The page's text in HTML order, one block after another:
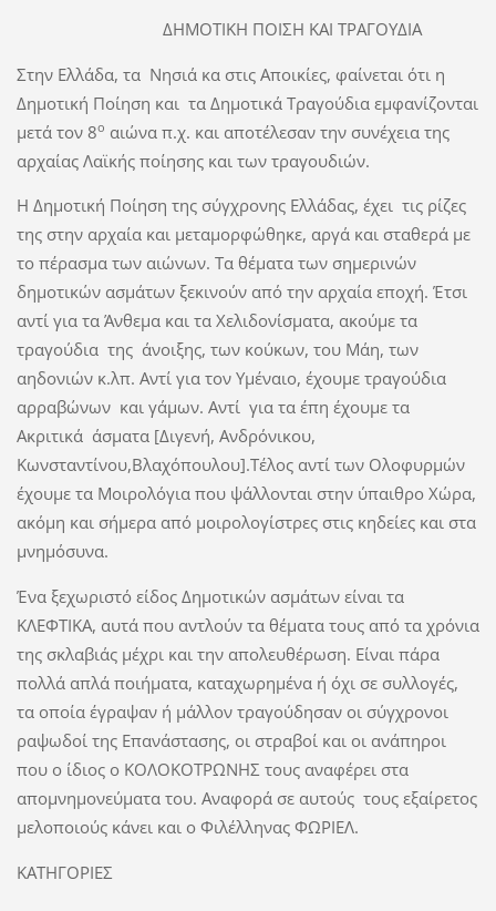
ΔΗΜΟΤΙΚΗ ΠΟΙΣΗ ΚΑΙ ΤΡΑΓΟΥΔΙΑ
Στην Ελλάδα, τα Νησιά κα στις Αποικίες, φαίνεται ότι η
Δημοτική Ποίηση και τα Δημοτικά Τραγούδια εμφανίζονται
μετά τον 8ο αιώνα π.χ. και αποτέλεσαν την συνέχεια της
αρχαίας Λαϊκής ποίησης και των τραγουδιών.
Η Δημοτική Ποίηση της σύγχρονης Ελλάδας, έχει τις ρίζες
της στην αρχαία και μεταμορφώθηκε, αργά και σταθερά με
το πέρασμα των αιώνων. Τα θέματα των σημερινών
δημοτικών ασμάτων ξεκινούν από την αρχαία εποχή. Έτσι
αντί για τα Άνθεμα και τα Χελιδονίσματα, ακούμε τα
τραγούδια της άνοιξης, των κούκων, του Μάη, των
αηδονιών κ.λπ. Αντί για τον Υμέναιο, έχουμε τραγούδια
αρραβώνων και γάμων. Αντί για τα έπη έχουμε τα
Ακριτικά άσματα [Διγενή, Ανδρόνικου,
Κωνσταντίνου,Βλαχόπουλου].Τέλος αντί των Ολοφυρμών
έχουμε τα Μοιρολόγια που ψάλλονται στην ύπαιθρο Χώρα,
ακόμη και σήμερα από μοιρολογίστρες στις κηδείες και στα
μνημόσυνα.
Ένα ξεχωριστό είδος Δημοτικών ασμάτων είναι τα
ΚΛΕΦΤΙΚΑ, αυτά που αντλούν τα θέματα τους από τα χρόνια
της σκλαβιάς μέχρι και την απολευθέρωση. Είναι πάρα
πολλά απλά ποιήματα, καταχωρημένα ή όχι σε συλλογές,
τα οποία έγραψαν ή μάλλον τραγούδησαν οι σύγχρονοι
ραψωδοί της Επανάστασης, οι στραβοί και οι ανάπηροι
που ο ίδιος ο ΚΟΛΟΚΟΤΡΩΝΗΣ τους αναφέρει στα
απομνημονεύματα του. Αναφορά σε αυτούς τους εξαίρετος
μελοποιούς κάνει και ο Φιλέλληνας ΦΩΡΙΕΛ.
ΚΑΤΗΓΟΡΙΕΣ